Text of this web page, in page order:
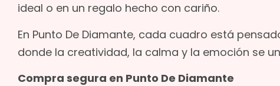
ideal o en un regalo hecho con cariño.
En Punto De Diamante, cada cuadro está
donde la creatividad, la calma y la emoción se
Compra segura en Punto De Diamante